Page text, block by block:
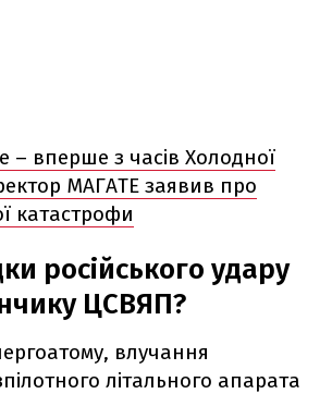
– вперше з часів Холодної
МАГАТЕ заявив про
катастрофи
російського удару
ЦСВЯП?
влучання
літального апарата